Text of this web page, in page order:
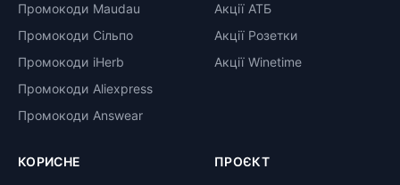
Промокоди Maudau
Промокоди Сільпо
Промокоди iHerb
Промокоди Aliexpress
Промокоди Answear
Акції АТБ
Акції Розетки
Акції Winetime
КОРИСНЕ ПРОЄКТ